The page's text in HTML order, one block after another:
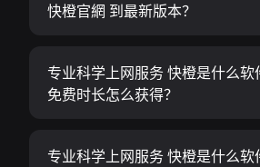
快橙官網 到最新版本？
专业科学上网服务 快橙是什么软
免费时长怎么获得？
专业科学上网服务 快橙是什么软